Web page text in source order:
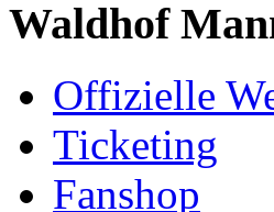
Waldhof
Offizielle
Ticketing
Fanshop